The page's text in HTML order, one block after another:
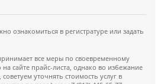
ознакомиться в регистратуре или задать
все меры по своевременному
сайте прайс-листа, однако во избежание
уточнять стоимость услуг в